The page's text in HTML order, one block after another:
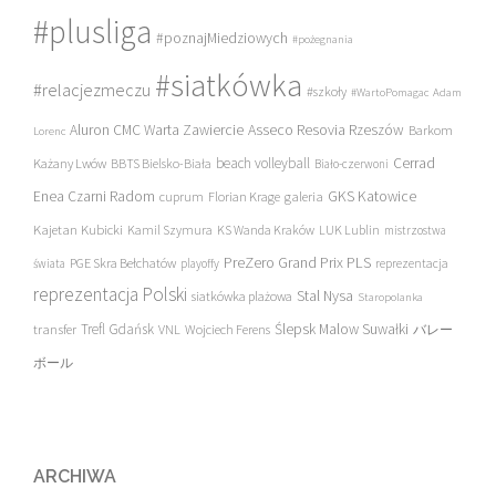
#plusliga #poznajMiedziowych #pożegnania
#relacjezmeczu #siatkówka #szkoły #WartoPomagac Adam
Lorenc Aluron CMC Warta Zawiercie Asseco Resovia Rzeszów Barkom
Każany Lwów BBTS Bielsko-Biała beach volleyball Biało-czerwoni Cerrad
Enea Czarni Radom cuprum Florian Krage galeria GKS Katowice
Kajetan Kubicki Kamil Szymura KS Wanda Kraków LUK Lublin mistrzostwa
świata PGE Skra Bełchatów playoffy PreZero Grand Prix PLS reprezentacja
reprezentacja Polski siatkówka plażowa Stal Nysa Staropolanka
transfer Trefl Gdańsk VNL Wojciech Ferens Ślepsk Malow Suwałki バレー
ボール
ARCHIWA